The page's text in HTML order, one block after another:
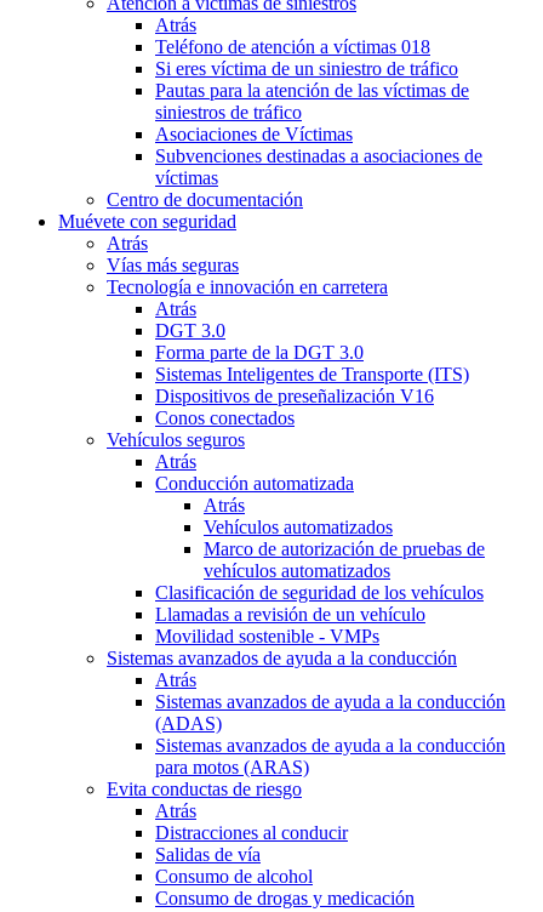
Atrás
Teléfono de atención a víctimas 018
Si eres víctima de un siniestro de tráfico
Pautas para la atención de las víctimas de
siniestros de tráfico
Asociaciones de Víctimas
Subvenciones destinadas a asociaciones de
víctimas
Centro de documentación
Muévete con seguridad
Atrás
Vías más seguras
Tecnología e innovación en carretera
Atrás
DGT 3.0
Forma parte de la DGT 3.0
Sistemas Inteligentes de Transporte (ITS)
Dispositivos de preseñalización V16
Conos conectados
Vehículos seguros
Atrás
Conducción automatizada
Atrás
Vehículos automatizados
Marco de autorización de pruebas de
vehículos automatizados
Clasificación de seguridad de los vehículos
Llamadas a revisión de un vehículo
Movilidad sostenible - VMPs
Sistemas avanzados de ayuda a la conducción
Atrás
Sistemas avanzados de ayuda a la conducción
(ADAS)
Sistemas avanzados de ayuda a la conducción
para motos (ARAS)
Evita conductas de riesgo
Atrás
Distracciones al conducir
Salidas de vía
Consumo de alcohol
Consumo de drogas y medicación